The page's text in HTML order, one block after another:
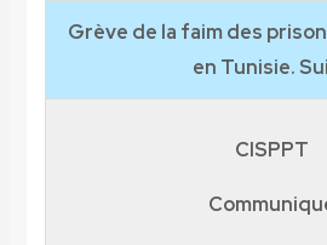
Grève de la faim des
en Tunisie.
CISPPT